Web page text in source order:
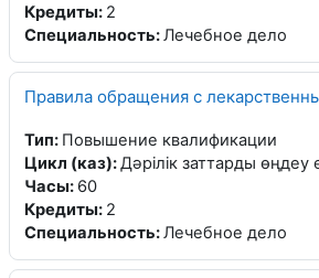
Кредиты: 2
Специальность:Лечебное дело
Правила обращения с
Тип: Повышение квалификации
Цикл (каз):Дәрілік заттарды өңдеу
Часы: 60
Кредиты: 2
Специальность:Лечебное дело